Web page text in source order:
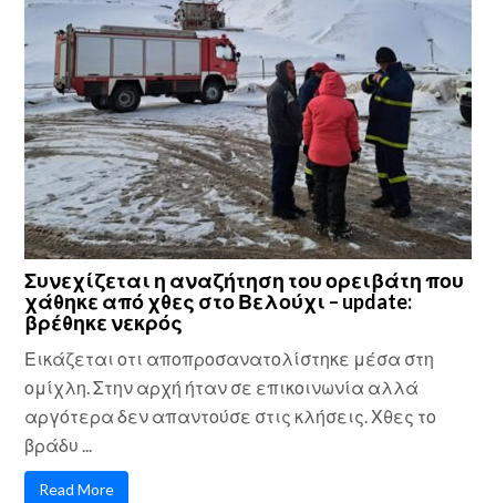
Συνεχίζεται η αναζήτηση του ορειβάτη που
χάθηκε από χθες στο Βελούχι – update:
βρέθηκε νεκρός
Εικάζεται οτι αποπροσανατολίστηκε μέσα στη
ομίχλη. Στην αρχή ήταν σε επικοινωνία αλλά
αργότερα δεν απαντούσε στις κλήσεις. Χθες το
βράδυ ...
Read More